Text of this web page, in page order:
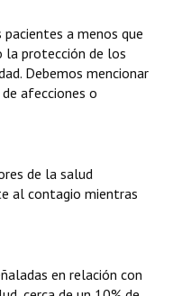
a menos que
la protección de los
Debemos mencionar
afecciones o
de la salud
al contagio mientras
en relación con